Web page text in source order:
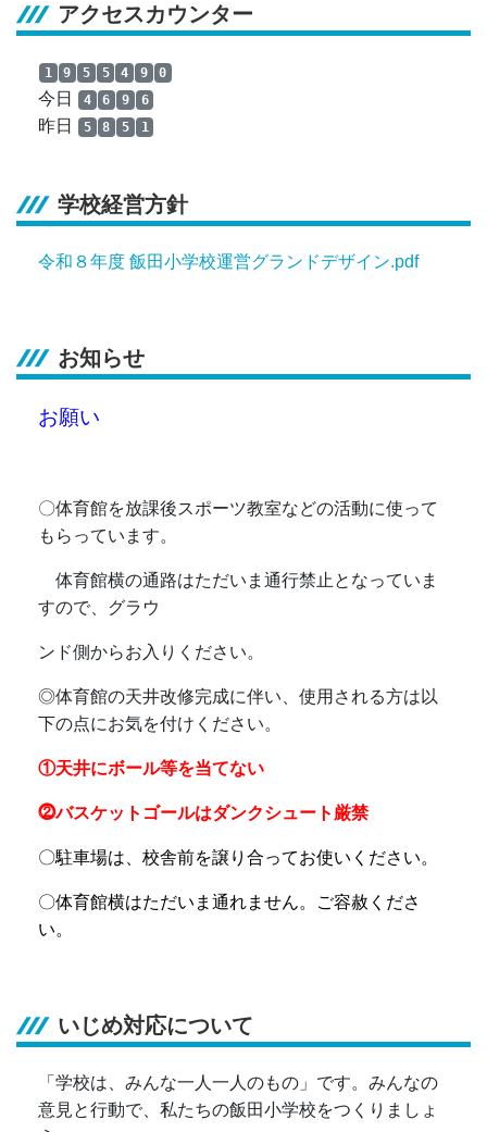
アクセスカウンター
1 9 5 5 4 9 0
今日 4 6 9 6
昨日 5 8 5 1
学校経営方針
令和８年度 飯田小学校運営グランドデザイン.pdf
お知らせ
お願い
〇体育館を放課後スポーツ教室などの活動に使って
もらっています。
体育館横の通路はただいま通行禁止となっていま
すので、グラウ
ンド側からお入りください。
◎体育館の天井改修完成に伴い、使用される方は以
下の点にお気を付けください。
①天井にボール等を当てない
⓶バスケットゴールはダンクシュート厳禁
〇駐車場は、校舎前を譲り合ってお使いください。
〇体育館横はただいま通れません。ご容赦くださ
い。
いじめ対応について
「学校は、みんな一人一人のもの」です。みんなの
意見と行動で、私たちの飯田小学校をつくりましょ